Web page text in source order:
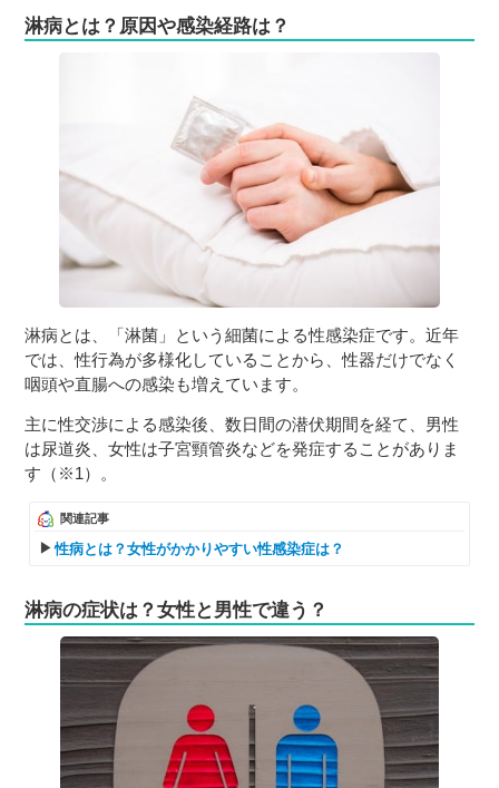
子育て・育児
３〜６歳児
７〜１２歳児
淋病とは？原因や感染経路は？
淋病とは、「淋菌」という細菌による性感染症です。近年
では、性行為が多様化していることから、性器だけでなく
咽頭や直腸への感染も増えています。
主に性交渉による感染後、数日間の潜伏期間を経て、男性
は尿道炎、女性は子宮頸管炎などを発症することがありま
す（※1）。
関連記事
性病とは？女性がかかりやすい性感染症は？
淋病の症状は？女性と男性で違う？